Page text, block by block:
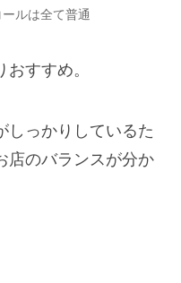
ルは全て普通
すすめ。
しっかりしているた
店のバランスが分か